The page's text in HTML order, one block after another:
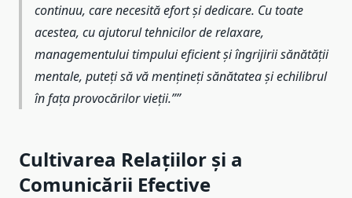
continuu, care necesită efort și dedicare. Cu toate
acestea, cu ajutorul tehnicilor de relaxare,
managementului timpului eficient și îngrijirii sănătății
mentale, puteți să vă mențineți sănătatea și echilibrul
în fața provocărilor vieții.”
Cultivarea Relațiilor și a
Comunicării Efective